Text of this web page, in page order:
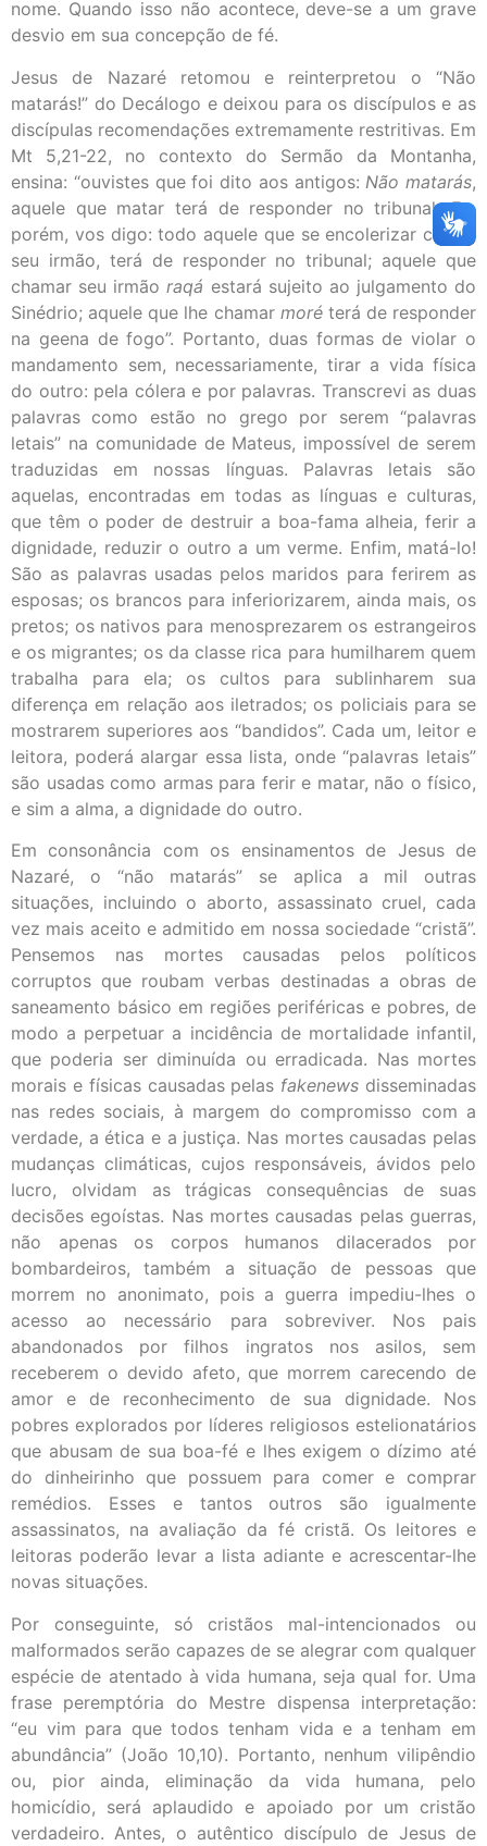
nome. Quando isso não acontece, deve-se a um grave
desvio em sua concepção de fé.
Jesus de Nazaré retomou e reinterpretou o “Não
matarás!” do Decálogo e deixou para os discípulos e as
discípulas recomendações extremamente restritivas. Em
Mt 5,21-22, no contexto do Sermão da Montanha,
ensina: “ouvistes que foi dito aos antigos: Não matarás,
aquele que matar terá de responder no tribunal. Eu,
porém, vos digo: todo aquele que se encolerizar contra
seu irmão, terá de responder no tribunal; aquele que
chamar seu irmãoraqá estará sujeito ao julgamento do
Sinédrio; aquele que lhe chamar moréterá de responder
na geena de fogo”. Portanto, duas formas de violar o
mandamento sem, necessariamente, tirar a vida física
do outro: pela cólera e por palavras. Transcrevi as duas
palavras como estão no grego por serem “palavras
letais” na comunidade de Mateus, impossível de serem
traduzidas em nossas línguas. Palavras letais são
aquelas, encontradas em todas as línguas e culturas,
que têm o poder de destruir a boa-fama alheia, ferir a
dignidade, reduzir o outro a um verme. Enfim, matá-lo!
São as palavras usadas pelos maridos para ferirem as
esposas; os brancos para inferiorizarem, ainda mais, os
pretos; os nativos para menosprezarem os estrangeiros
e os migrantes; os da classe rica para humilharem quem
trabalha para ela; os cultos para sublinharem sua
diferença em relação aos iletrados; os policiais para se
mostrarem superiores aos “bandidos”. Cada um, leitor e
leitora, poderá alargar essa lista, onde “palavras letais”
são usadas como armas para ferir e matar, não o físico,
e sim a alma, a dignidade do outro.
Em consonância com os ensinamentos de Jesus de
Nazaré, o “não matarás” se aplica a mil outras
situações, incluindo o aborto, assassinato cruel, cada
vez mais aceito e admitido em nossa sociedade “cristã”.
Pensemos nas mortes causadas pelos políticos
corruptos que roubam verbas destinadas a obras de
saneamento básico em regiões periféricas e pobres, de
modo a perpetuar a incidência de mortalidade infantil,
que poderia ser diminuída ou erradicada. Nas mortes
morais e físicas causadas pelas fakenews disseminadas
nas redes sociais, à margem do compromisso com a
verdade, a ética e a justiça. Nas mortes causadas pelas
mudanças climáticas, cujos responsáveis, ávidos pelo
lucro, olvidam as trágicas consequências de suas
decisões egoístas. Nas mortes causadas pelas guerras,
não apenas os corpos humanos dilacerados por
bombardeiros, também a situação de pessoas que
morrem no anonimato, pois a guerra impediu-lhes o
acesso ao necessário para sobreviver. Nos pais
abandonados por filhos ingratos nos asilos, sem
receberem o devido afeto, que morrem carecendo de
amor e de reconhecimento de sua dignidade. Nos
pobres explorados por líderes religiosos estelionatários
que abusam de sua boa-fé e lhes exigem o dízimo até
do dinheirinho que possuem para comer e comprar
remédios. Esses e tantos outros são igualmente
assassinatos, na avaliação da fé cristã. Os leitores e
leitoras poderão levar a lista adiante e acrescentar-lhe
novas situações.
Por conseguinte, só cristãos mal-intencionados ou
malformados serão capazes de se alegrar com qualquer
espécie de atentado à vida humana, seja qual for. Uma
frase peremptória do Mestre dispensa interpretação:
“eu vim para que todos tenham vida e a tenham em
abundância” (João 10,10). Portanto, nenhum vilipêndio
ou, pior ainda, eliminação da vida humana, pelo
homicídio, será aplaudido e apoiado por um cristão
verdadeiro. Antes, o autêntico discípulo de Jesus de